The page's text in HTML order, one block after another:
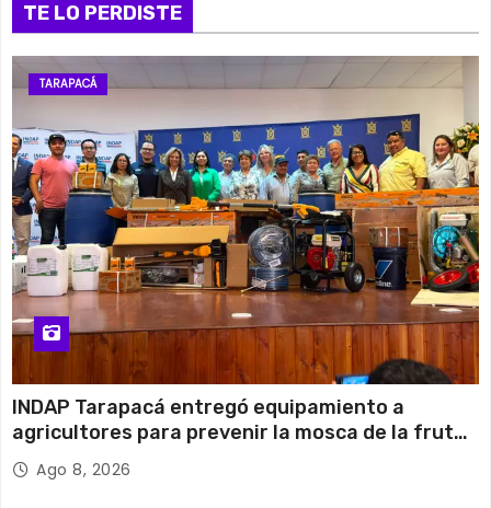
TE LO PERDISTE
TARAPACÁ
INDAP Tarapacá entregó equipamiento a
agricultores para prevenir la mosca de la fruta
en Pica
Ago 8, 2026